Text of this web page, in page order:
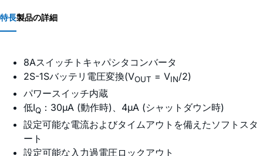
特長製品の詳細
8Aスイッチトキャパシタコンバータ
2S-1Sバッテリ電圧変換(VOUT = VIN/2)
パワースイッチ内蔵
低IQ ：30µA (動作時)、4µA (シャットダウン時)
設定可能な電流およびタイムアウトを備えたソフトスタ
ート
設定可能な入力過電圧ロックアウト